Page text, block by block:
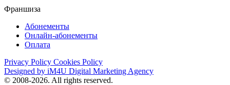
Франшиза
Абонементы
Онлайн-абонементы
Оплата
Privacy Policy Cookies Policy
Designed by iM4U Digital Marketing Agency
© 2008-2026. All rights reserved.